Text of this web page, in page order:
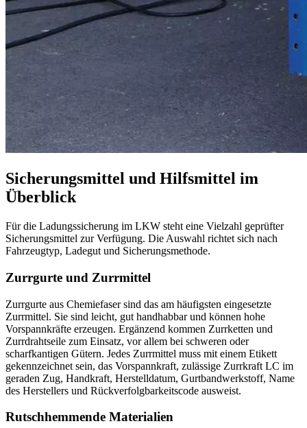
Sicherungsmittel und Hilfsmittel im
Überblick
Für die Ladungssicherung im LKW steht eine Vielzahl geprüfter
Sicherungsmittel zur Verfügung. Die Auswahl richtet sich nach
Fahrzeugtyp, Ladegut und Sicherungsmethode.
Zurrgurte und Zurrmittel
Zurrgurte aus Chemiefaser sind das am häufigsten eingesetzte
Zurrmittel. Sie sind leicht, gut handhabbar und können hohe
Vorspannkräfte erzeugen. Ergänzend kommen Zurrketten und
Zurrdrahtseile zum Einsatz, vor allem bei schweren oder
scharfkantigen Gütern. Jedes Zurrmittel muss mit einem Etikett
gekennzeichnet sein, das Vorspannkraft, zulässige Zurrkraft LC im
geraden Zug, Handkraft, Herstelldatum, Gurtbandwerkstoff, Name
des Herstellers und Rückverfolgbarkeitscode ausweist.
Rutschhemmende Materialien